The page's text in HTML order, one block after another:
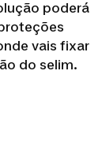
poderá
vais fixar
do selim.